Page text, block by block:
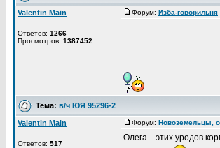
Valentin Main
Ответов: 1266
Просмотров: 1387452
Форум: Изба-говорильня
Тема: в/ч ЮЯ 95296-2
Valentin Main
Ответов: 517
Форум: Новоземельцы,
Олега .. этих уродов